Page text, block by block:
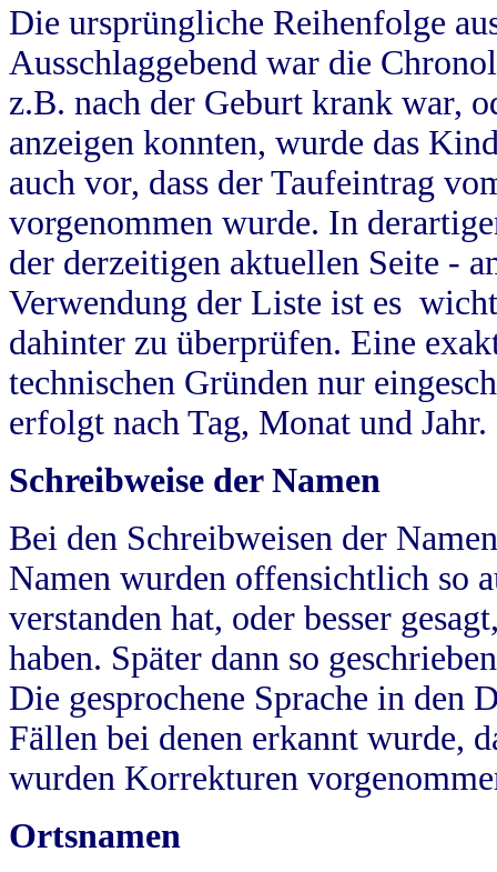
Die ursprüngliche Reihenfolge
Ausschlaggebend war die
z.B. nach der Geburt krank war,
anzeigen konnten, wurde das
auch vor, dass der Taufeintrag
vorgenommen wurde. In
der derzeitigen aktuellen Seite -
Verwendung der Liste ist es
dahinter zu überprüfen. Eine
technischen Gründen nur
erfolgt nach Tag, Monat und Jahr.
Schreibweise der Namen
Bei den Schreibweisen der
Namen wurden offensichtlich so
verstanden hat, oder besser
haben. Später dann so
Die gesprochene Sprache in
Fällen bei denen erkannt wurde,
wurden Korrekturen
Ortsnamen